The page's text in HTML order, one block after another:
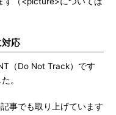
応
（Do Not Track）です
。
事でも取り上げています